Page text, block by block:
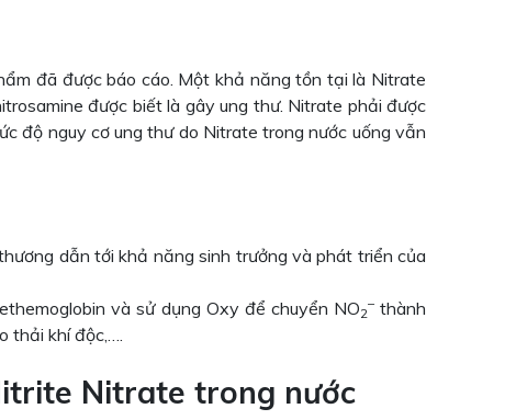
đã được báo cáo. Một khả năng tồn tại là Nitrate
được biết là gây ung thư. Nitrate phải được
độ nguy cơ ung thư do Nitrate trong nước uống vẫn
dẫn tới khả năng sinh trưởng và phát triển của
và sử dụng Oxy để chuyển NO2
–thành
thải khí độc,….
Nitrate trong nước